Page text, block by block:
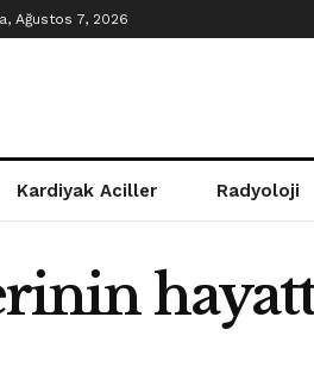
Ağustos 7, 2026
Kardiyak Aciller Radyoloji